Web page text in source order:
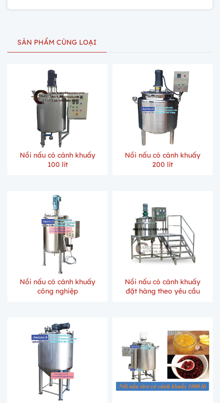
SẢN PHẨM CÙNG LOẠI
Nồi nấu có cánh khuấy
100 lít
Nồi nấu có cánh khuấy
200 lít
Nồi nấu có cánh khuấy
công nghiệp
Nồi nấu có cánh khuấy
đặt hàng theo yêu cầu